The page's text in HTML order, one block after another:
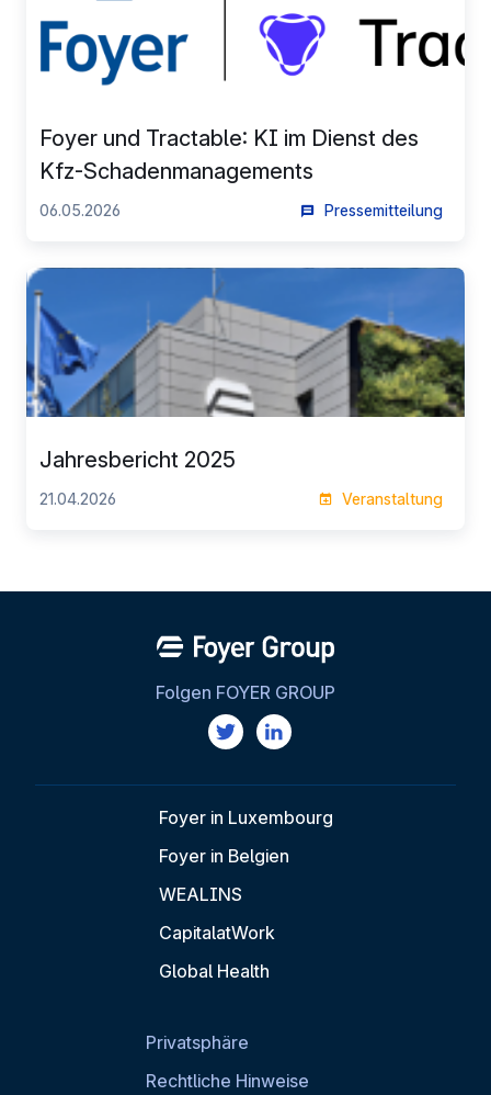
Foyer und Tractable: KI im Dienst des
Kfz-Schadenmanagements
06.05.2026 Pressemitteilung
Jahresbericht 2025
21.04.2026 Veranstaltung
Folgen FOYER GROUP
Foyer in Luxembourg
Foyer in Belgien
WEALINS
CapitalatWork
Global Health
Privatsphäre
Rechtliche Hinweise